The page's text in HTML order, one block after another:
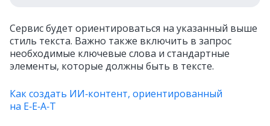
Сервис будет ориентироваться на указанный выше
стиль текста. Важно также включить в запрос
необходимые ключевые слова и стандартные
элементы, которые должны быть в тексте.
Как создать ИИ‑контент, ориентированный
на E‑E‑A‑T